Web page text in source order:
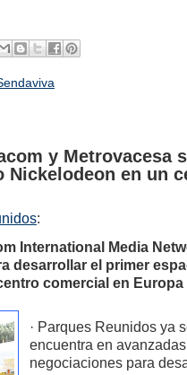
y Metrovacesa
Nickelodeon en un
:
International Media
desarrollar el primer
comercial en Europa
· Parques Reunidos ya
encuentra en avanzadas
negociaciones para